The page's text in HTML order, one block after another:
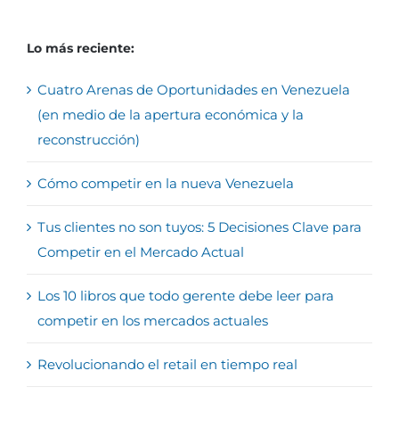
Lo más reciente:
Cuatro Arenas de Oportunidades en Venezuela
(en medio de la apertura económica y la
reconstrucción)
Cómo competir en la nueva Venezuela
Tus clientes no son tuyos: 5 Decisiones Clave para
Competir en el Mercado Actual
Los 10 libros que todo gerente debe leer para
competir en los mercados actuales
Revolucionando el retail en tiempo real